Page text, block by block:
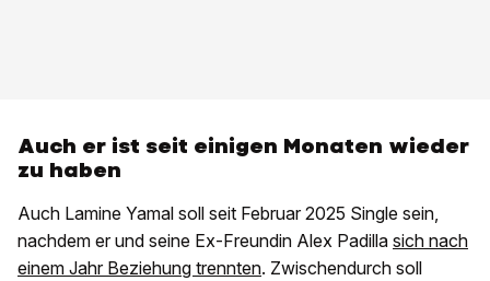
Auch er ist seit einigen Monaten wieder
zu haben
Auch Lamine Yamal soll seit Februar 2025 Single sein,
nachdem er und seine Ex-Freundin Alex Padilla sich nach
einem Jahr Beziehung trennten. Zwischendurch soll